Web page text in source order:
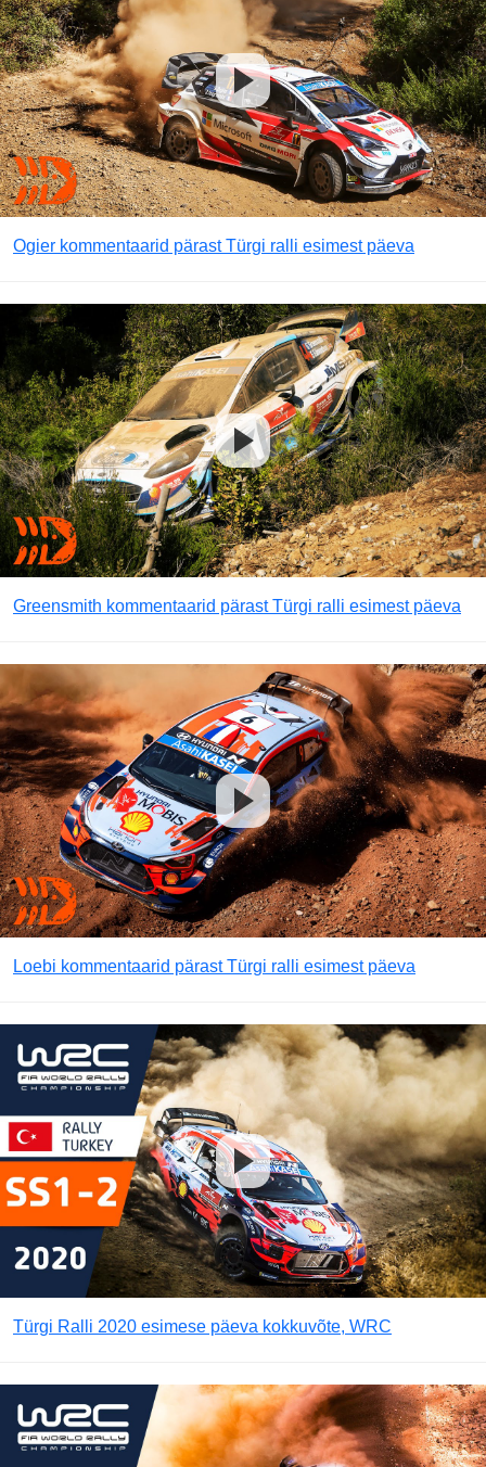
Ogier kommentaarid pärast Türgi ralli esimest päeva
Greensmith kommentaarid pärast Türgi ralli esimest päeva
Loebi kommentaarid pärast Türgi ralli esimest päeva
Türgi Ralli 2020 esimese päeva kokkuvõte, WRC